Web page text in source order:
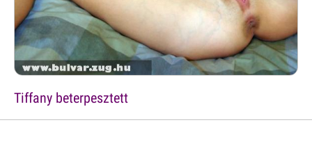
Tiffany beterpesztett